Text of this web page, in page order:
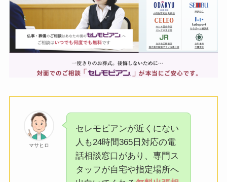
マサヒロ
セレモピアンが近くにない
人も24時間365日対応の電
話相談窓口があり、専門ス
タッフが自宅や指定場所へ